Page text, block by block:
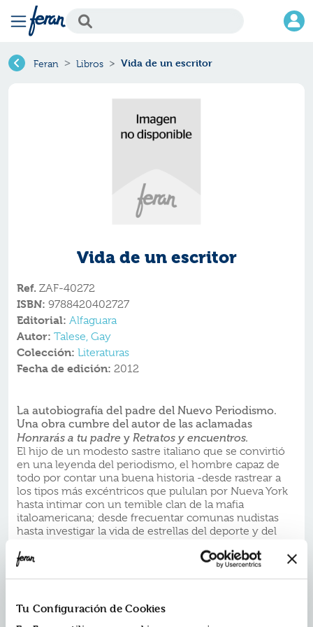
Tu Configuración de Cookies
Feran Libros Vida de un escritor
Vida de un escritor
Ref. ZAF-40272
ISBN: 9788420402727
Editorial: Alfaguara
Autor: Talese, Gay
Colección: Literaturas
Fecha de edición: 2012
La autobiografía del padre del Nuevo Periodismo.
Una obra cumbre del autor de las aclamadas
Honrarás a tu padre y Retratos y encuentros.
El hijo de un modesto sastre italiano que se convirtió
en una leyenda del periodismo, el hombre capaz de
todo por contar una buena historia -desde rastrear a
los tipos más excéntricos que pululan por Nueva York
hasta intimar con un temible clan de la mafia
italoamericana; desde frecuentar comunas nudistas
hasta investigar la vida de estrellas del deporte y del
habla en primera persona.
El retrato de sus familiares, sus restaurantes predilectos
entre estas páginas deslumbrantes.
La crítica ha dicho: